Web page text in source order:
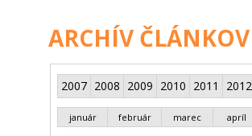
ARCHÍV ČLÁNKOV
2007 2008 2009 2010 2011 2012
január február marec apríl